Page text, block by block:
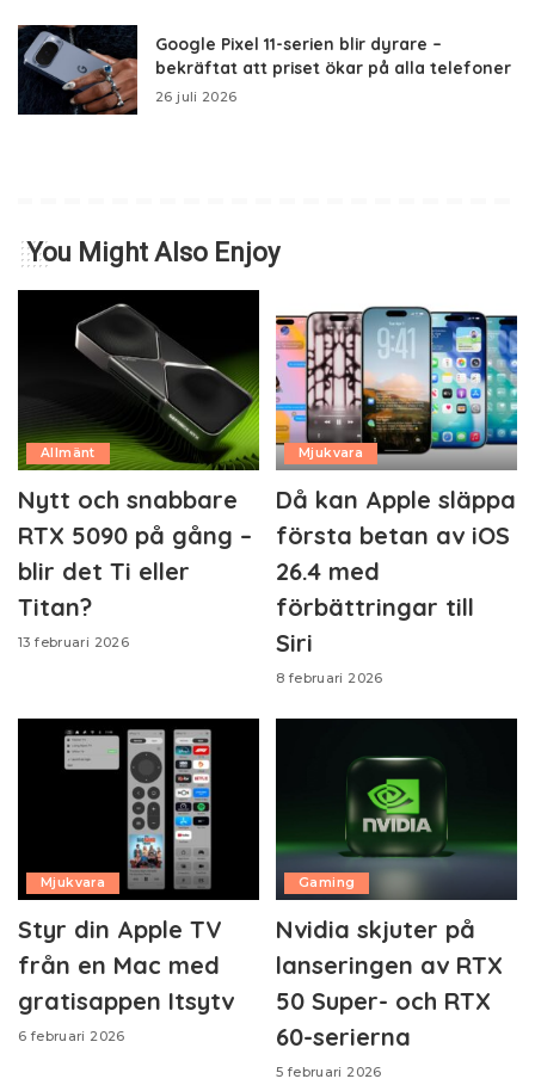
Google Pixel 11-serien blir dyrare –
bekräftat att priset ökar på alla telefoner
26 juli 2026
You Might Also Enjoy
Allmänt
Nytt och snabbare
RTX 5090 på gång –
blir det Ti eller
Titan?
13 februari 2026
Mjukvara
Då kan Apple släppa
första betan av iOS
26.4 med
förbättringar till
Siri
8 februari 2026
Mjukvara
Styr din Apple TV
från en Mac med
gratisappen Itsytv
6 februari 2026
Gaming
Nvidia skjuter på
lanseringen av RTX
50 Super- och RTX
60-serierna
5 februari 2026